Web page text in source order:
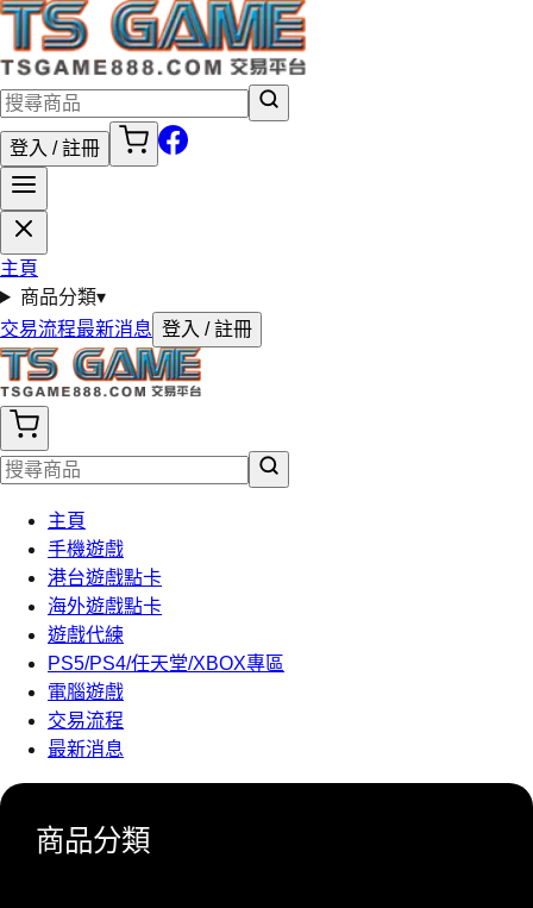
登入 / 註冊
主頁
商品分類▾
交易流程最新消息 登入 / 註冊
主頁
手機遊戲
港台遊戲點卡
海外遊戲點卡
遊戲代練
PS5/PS4/任天堂/XBOX專區
電腦遊戲
交易流程
最新消息
商品分類